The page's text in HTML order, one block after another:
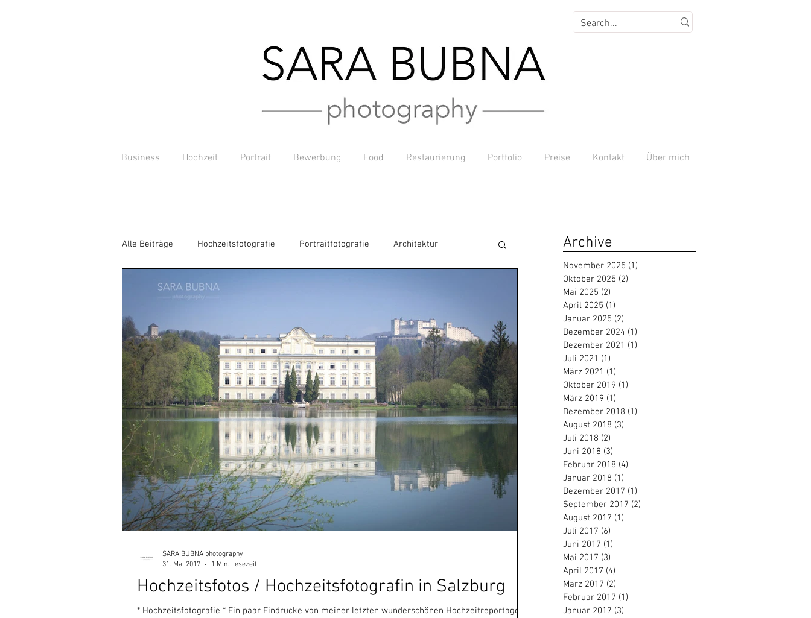
Business Hochzeit Portrait Bewerbung Food Restaurierung Portfolio Preise Kontakt Über mich
Alle Beiträge Hochzeitsfotografie Portraitfotografie Architektur
EU-Reisepass
Reportage / Dokumentation biometrische EU - Passfotos Stillleben
Projektarbeiten Zertifikate / Auszeichnungen Geschenke
Weihnachten 2016 Food Photography Neugeborenen Fotos / Babyfotos
Presse Bewerbungsfotos Werbefotografie Tierfotografie
Business Portraits Verlobung Gutschein Geschenkgutschein
Fotogutschein Eventfotografie Babyfotos Familienfotos
Hochzeitsfotos / Hochzeitsfotografin in Salzburg
* Hochzeitsfotografie * Ein paar Eindrücke von meiner letzten wunderschönen Hochzeitreportage
SARA BUBNA photography
31. Mai 2017
1 Min. Lesezeit
Archive
November 2025 (1)
Oktober 2025 (2)
Mai 2025 (2)
April 2025 (1)
Januar 2025 (2)
Dezember 2024 (1)
Dezember 2021 (1)
Juli 2021 (1)
März 2021 (1)
Oktober 2019 (1)
März 2019 (1)
Dezember 2018 (1)
August 2018 (3)
Juli 2018 (2)
Juni 2018 (3)
Februar 2018 (4)
Januar 2018 (1)
Dezember 2017 (1)
September 2017 (2)
August 2017 (1)
Juli 2017 (6)
Juni 2017 (1)
Mai 2017 (3)
April 2017 (4)
März 2017 (2)
Februar 2017 (1)
Januar 2017 (3)